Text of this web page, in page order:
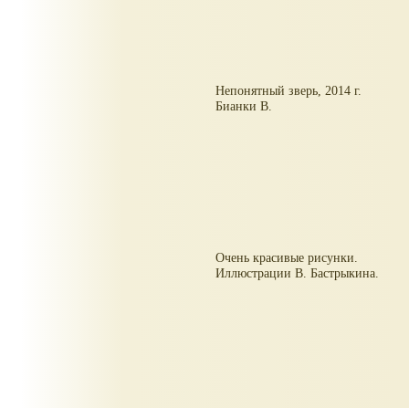
Непонятный зверь, 2014 г.
Бианки В.
Очень красивые рисунки.
Иллюстрации В. Бастрыкина.